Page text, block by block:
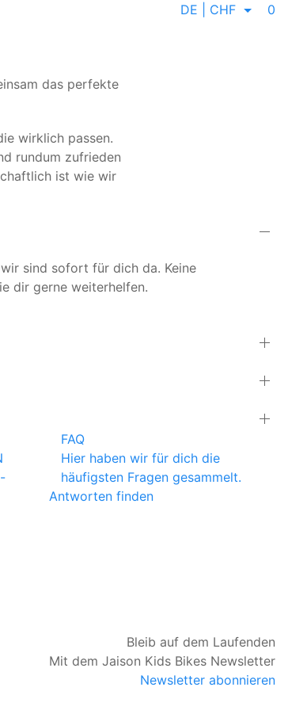
DE | CHF 0
das perfekte
wirklich passen.
rundum zufrieden
ist wie wir
sind sofort für dich da. Keine
dir gerne weiterhelfen.
FAQ
Hier haben wir für dich die
häufigsten Fragen gesammelt.
Antworten finden
Bleib auf dem Laufenden
Mit dem Jaison Kids Bikes Newsletter
Newsletter abonnieren